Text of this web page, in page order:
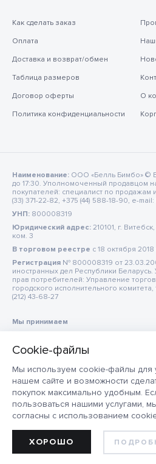
Мы используем cookie-файлы для
нашем сайте и возможности
покупок максимально удобным.
пользоваться нашими услугами,
согласны с использованием
ХОРОШО
Как сделать заказ
Оплата
Доставка и возврат/обмен
Таблица размеров
Договор оферты
Политика конфиденциальности
О
Наименование: ООО «Белль Бимбо» ©
до 17:30. Уполномоченный продавцом
покупателей: специалист по продажам
(33) 371-22-82, +375 (44) 588-18-90, e-
УНП: 800008319
Юридический адрес: 210101, г.
ком. 3
В торговом реестре c 18 октября 2018
Регистрация № 800008319 от
иностранных дел Республики
прав потребителей: Управление
городского исполнительного комитета,
(212) 43-68-27
Мы принимаем